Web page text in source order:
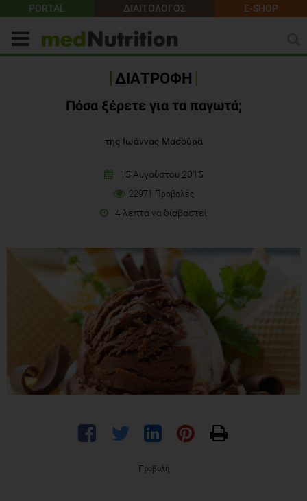
PORTAL ΔΙΑΙΤΟΛΟΓΟΣ E-SHOP
ΔΙΑΤΡΟΦΗ
Πόσα ξέρετε για τα παγωτά;
της Ιωάννας Μασούρα
15 Αυγούστου 2015
22971 Προβολές
4 λεπτά να διαβαστεί
Προβολή